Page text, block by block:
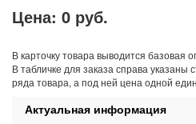
Цена: 0 руб.
В карточку товара выводится базовая
В табличке для заказа справа указаны
ряда товара, а под ней цена одной
Актуальная информация